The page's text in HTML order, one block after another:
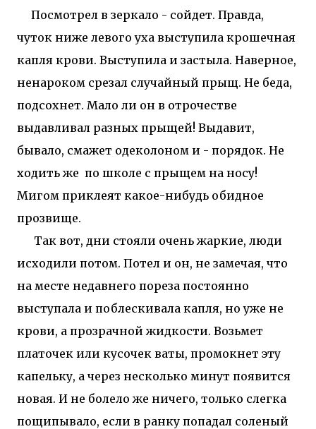
Посмотрел в зеркало - сойдет. Правда,
чуток ниже левого уха выступила крошечная
капля крови. Выступила и застыла. Наверное,
ненароком срезал случайный прыщ. Не беда,
подсохнет. Мало ли он в отрочестве
выдавливал разных прыщей! Выдавит,
бывало, смажет одеколоном и - порядок. Не
ходить же по школе с прыщем на носу!
Мигом приклеят какое-нибудь обидное
прозвище.
Так вот, дни стояли очень жаркие, люди
исходили потом. Потел и он, не замечая, что
на месте недавнего пореза постоянно
выступала и поблескивала капля, но уже не
крови, а прозрачной жидкости. Возьмет
платочек или кусочек ваты, промокнет эту
капельку, а через несколько минут появится
новая. И не болело же ничего, только слегка
пощипывало, если в ранку попадал соленый